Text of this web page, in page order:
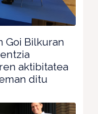
Goi Bilkuran
aktibitatea
ditu